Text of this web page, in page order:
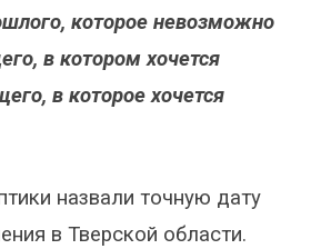
которое невозможно
в котором хочется
в которое хочется
назвали точную дату
в Тверской области.